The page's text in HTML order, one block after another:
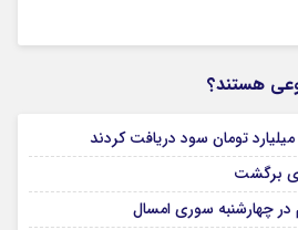
هستند؟
برگشت